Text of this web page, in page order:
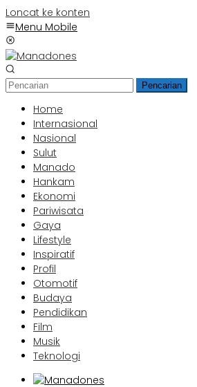
Loncat ke konten
Menu Mobile
Pencarian
Home
Internasional
Nasional
Sulut
Manado
Hankam
Ekonomi
Pariwisata
Gaya
Lifestyle
Inspiratif
Profil
Otomotif
Budaya
Pendidikan
Film
Musik
Teknologi